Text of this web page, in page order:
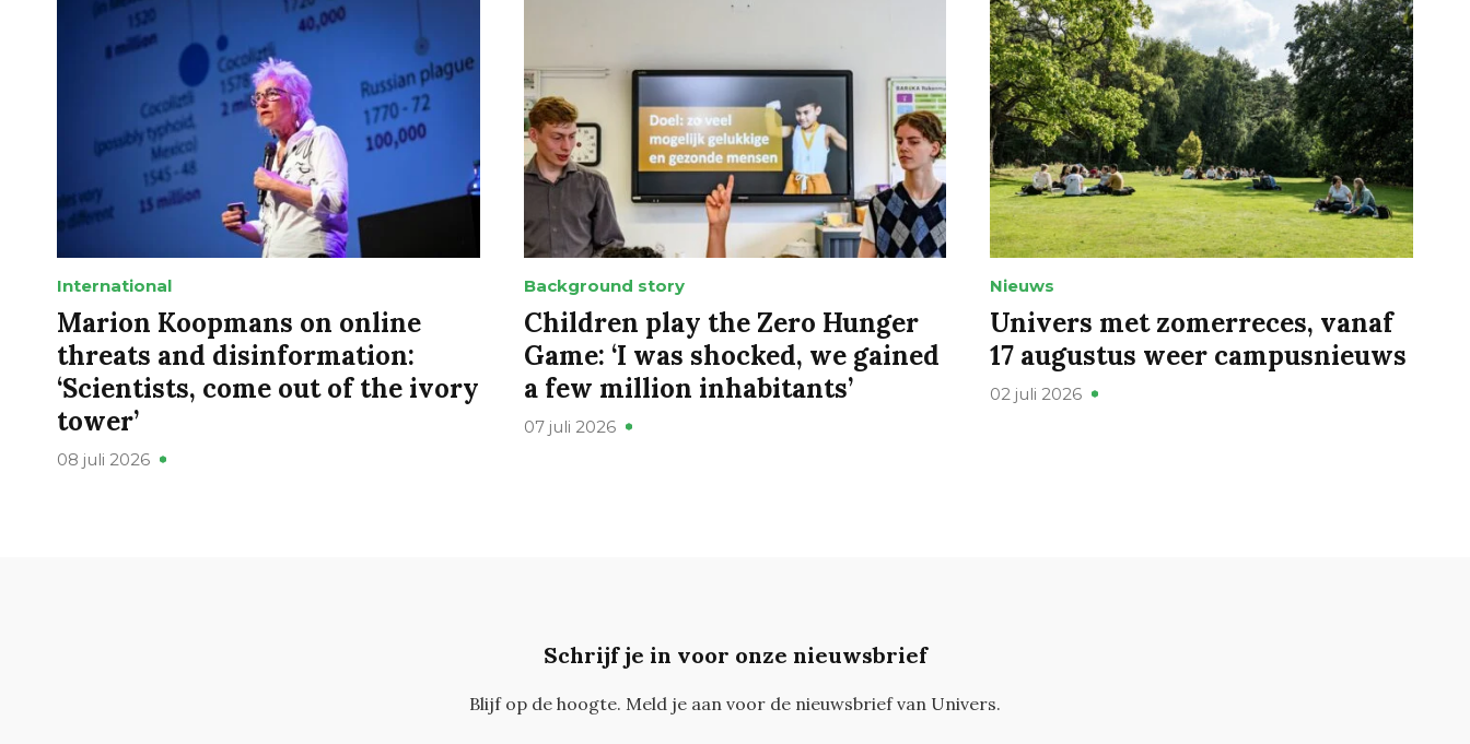
International
Marion Koopmans on online
threats and disinformation:
‘Scientists, come out of the ivory
tower’
08 juli 2026
Background story
Children play the Zero Hunger
Game: ‘I was shocked, we gained
a few million inhabitants’
07 juli 2026
Nieuws
Univers met zomerreces, vanaf
17 augustus weer campusnieuws
02 juli 2026
Schrijf je in voor onze nieuwsbrief
Blijf op de hoogte. Meld je aan voor de nieuwsbrief van Univers.